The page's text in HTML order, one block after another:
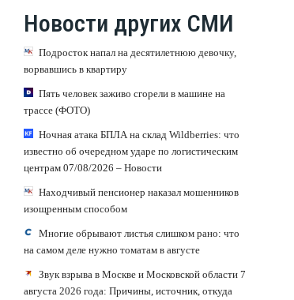
Новости других СМИ
Подросток напал на десятилетнюю девочку,
ворвавшись в квартиру
Пять человек заживо сгорели в машине на
трассе (ФОТО)
Ночная атака БПЛА на склад Wildberries: что
известно об очередном ударе по логистическим
центрам 07/08/2026 – Новости
Находчивый пенсионер наказал мошенников
изощренным способом
Многие обрывают листья слишком рано: что
на самом деле нужно томатам в августе
Звук взрыва в Москве и Московской области 7
августа 2026 года: Причины, источник, откуда